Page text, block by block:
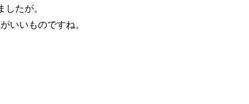
たが。
いいものですね。